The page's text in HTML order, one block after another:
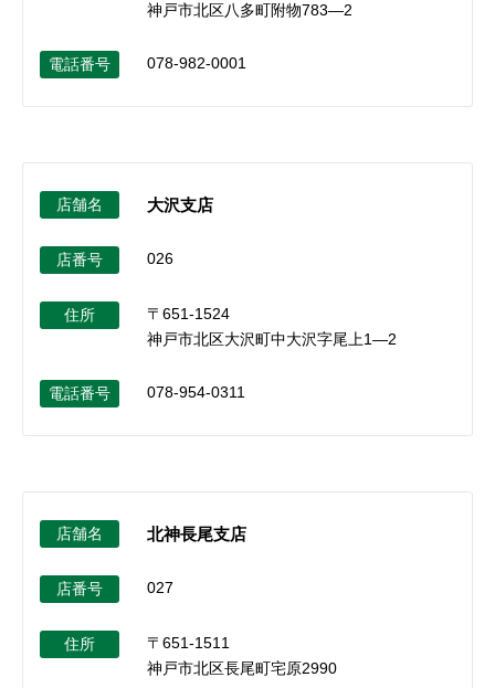
神戸市北区八多町附物783―2
電話番号 078-982-0001
店舗名 大沢支店
店番号 026
住所
〒651-1524
神戸市北区大沢町中大沢字尾上1―2
電話番号 078-954-0311
店舗名 北神長尾支店
店番号 027
住所
〒651-1511
神戸市北区長尾町宅原2990